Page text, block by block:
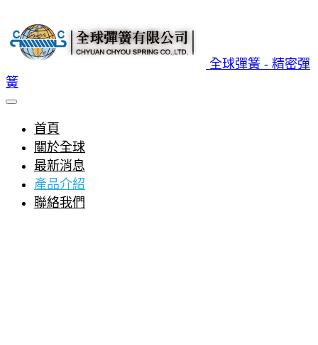
全球彈簧 - 精密彈
簧
首頁
關於全球
最新消息
產品介紹
聯絡我們